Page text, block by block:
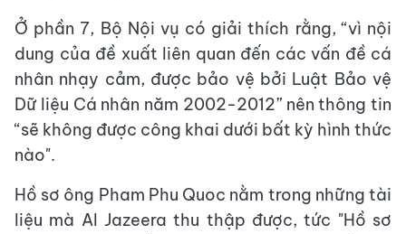
Ở phần 7, Bộ Nội vụ có giải thích rằng, “vì nội
dung của đề xuất liên quan đến các vấn đề cá
nhân nhạy cảm, được bảo vệ bởi Luật Bảo vệ
Dữ liệu Cá nhân năm 2002-2012” nên thông tin
“sẽ không được công khai dưới bất kỳ hình thức
nào".
Hồ sơ ông Pham Phu Quoc nằm trong những tài
liệu mà Al Jazeera thu thập được, tức "Hồ sơ